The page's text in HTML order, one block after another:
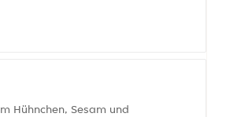
Hühnchen, Sesam und